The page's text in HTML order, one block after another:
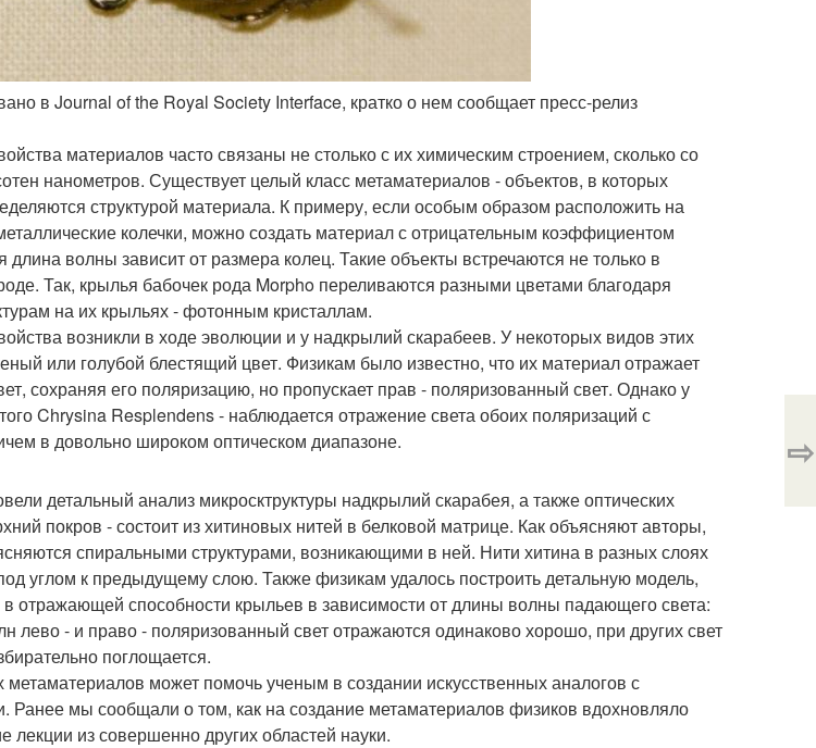
в Journal of the Royal Society Interface, кратко о нем сообщает пресс-релиз
материалов часто связаны не столько с их химическим строением, сколько со
нанометров. Существует целый класс метаматериалов - объектов, в которых
структурой материала. К примеру, если особым образом расположить на
колечки, можно создать материал с отрицательным коэффициентом
длина волны зависит от размера колец. Такие объекты встречаются не только в
Так, крылья бабочек рода Morpho переливаются разными цветами благодаря
на их крыльях - фотонным кристаллам.
возникли в ходе эволюции и у надкрылий скарабеев. У некоторых видов этих
или голубой блестящий цвет. Физикам было известно, что их материал отражает
сохраняя его поляризацию, но пропускает прав - поляризованный свет. Однако у
Chrysina Resplendens - наблюдается отражение света обоих поляризаций с
в довольно широком оптическом диапазоне.
детальный анализ микросктруктуры надкрылий скарабея, а также оптических
покров - состоит из хитиновых нитей в белковой матрице. Как объясняют авторы,
спиральными структурами, возникающими в ней. Нити хитина в разных слоях
углом к предыдущему слою. Также физикам удалось построить детальную модель,
отражающей способности крыльев в зависимости от длины волны падающего света:
лево - и право - поляризованный свет отражаются одинаково хорошо, при других свет
поглощается.
может помочь ученым в создании искусственных аналогов с
Ранее мы сообщали о том, как на создание метаматериалов физиков вдохновляло
лекции из совершенно других областей науки.
⇨